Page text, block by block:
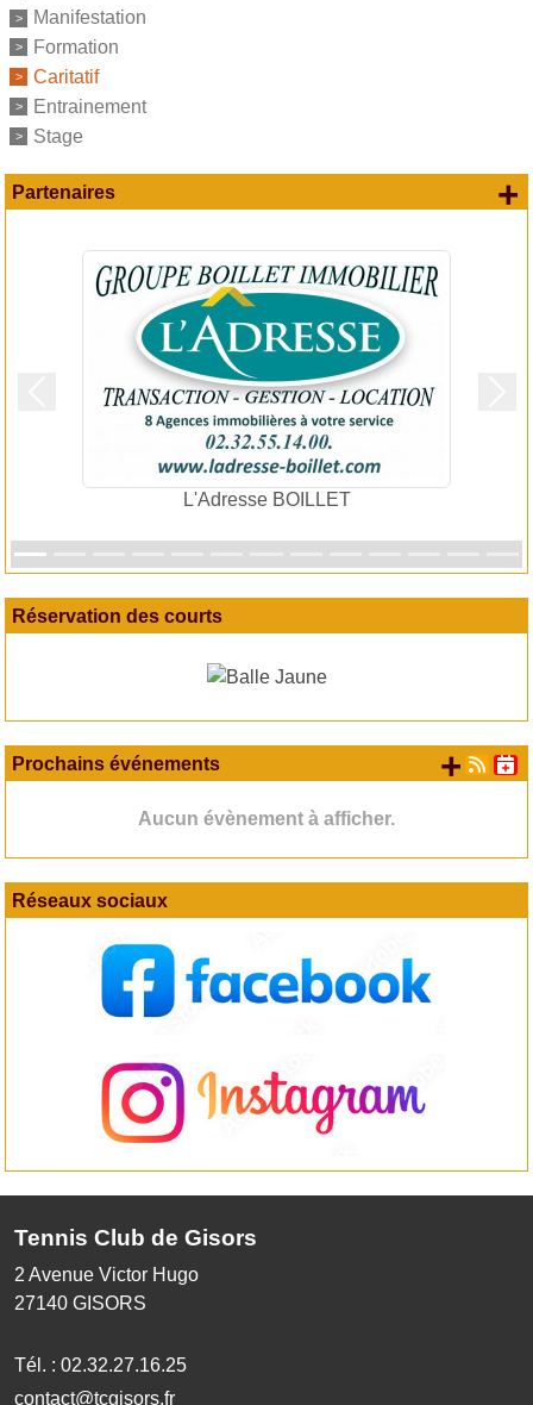
Manifestation
Formation
Caritatif
Entrainement
Stage
Partenaires
L'Adresse BOILLET
Précedent
+
Réservation des courts
Prochains événements
Aucun évènement à afficher.
+
Réseaux sociaux
Tennis Club de Gisors
2 Avenue Victor Hugo
27140 GISORS
Tél. : 02.32.27.16.25
contact@tcgisors.fr